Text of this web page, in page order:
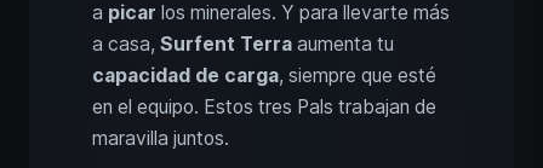
a picar los minerales. Y para llevarte más
a casa, Surfent Terra aumenta tu
capacidad de carga, siempre que esté
en el equipo. Estos tres Pals trabajan de
maravilla juntos.